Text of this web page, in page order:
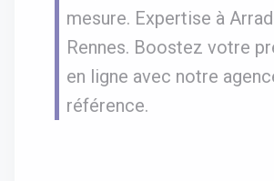
mesure. Expertise à
Rennes. Boostez votre
en ligne avec notre
référence.